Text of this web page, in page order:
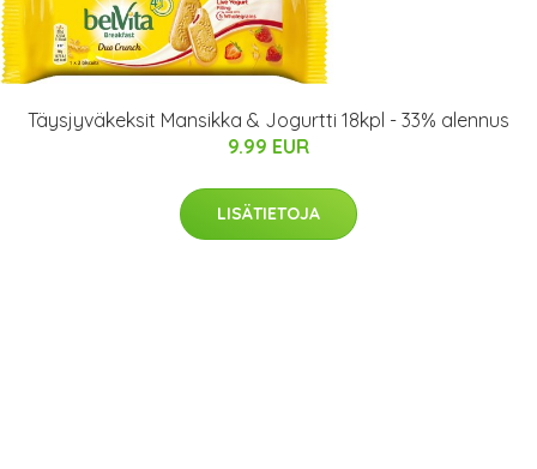
Täysjyväkeksit Mansikka & Jogurtti 18kpl - 33% alennus
9.99 EUR
LISÄTIETOJA